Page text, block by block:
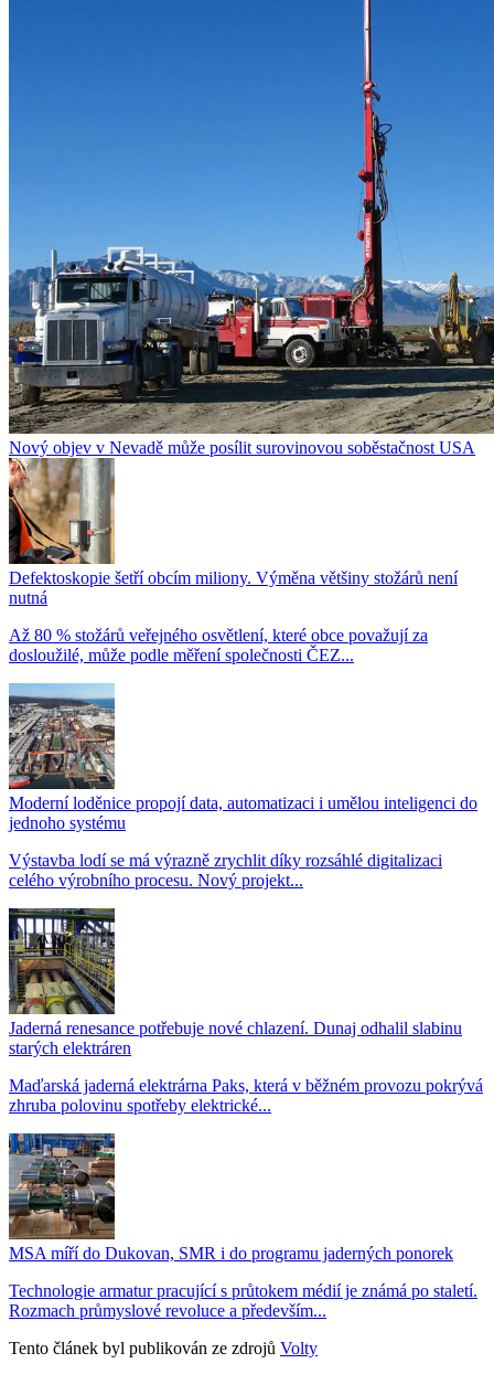
Nový objev v Nevadě může posílit surovinovou soběstačnost USA
Defektoskopie šetří obcím miliony. Výměna většiny stožárů není
nutná
Až 80 % stožárů veřejného osvětlení, které obce považují za
dosloužilé, může podle měření společnosti ČEZ...
Moderní loděnice propojí data, automatizaci i umělou inteligenci do
jednoho systému
Výstavba lodí se má výrazně zrychlit díky rozsáhlé digitalizaci
celého výrobního procesu. Nový projekt...
Jaderná renesance potřebuje nové chlazení. Dunaj odhalil slabinu
starých elektráren
Maďarská jaderná elektrárna Paks, která v běžném provozu pokrývá
zhruba polovinu spotřeby elektrické...
MSA míří do Dukovan, SMR i do programu jaderných ponorek
Technologie armatur pracující s průtokem médií je známá po staletí.
Rozmach průmyslové revoluce a především...
Tento článek byl publikován ze zdrojů Volty